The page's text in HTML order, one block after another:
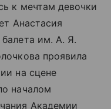
к мечтам девочки
Анастасия
им. А. Я.
проявила
на сцене
началом
Академии